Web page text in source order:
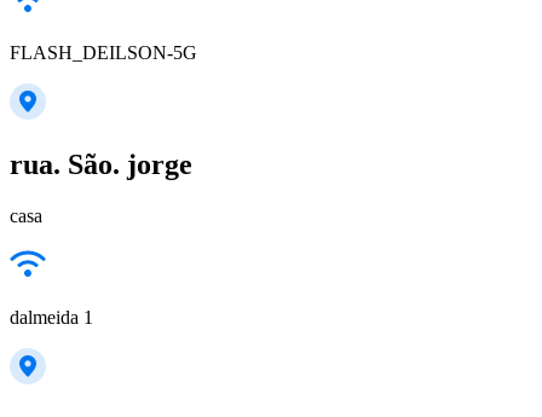
FLASH_DEILSON-5G
rua. São. jorge
casa
dalmeida 1